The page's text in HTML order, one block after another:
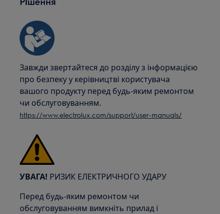
Завжди звертайтеся до розділу з інформацією
про безпеку у керівництві користувача
вашого продукту перед будь-яким ремонтом
чи обслуговуванням.
https://www.electrolux.com/support/user-manuals/
УВАГА! РИЗИК ЕЛЕКТРИЧНОГО УДАРУ
Перед будь-яким ремонтом чи
обслуговуванням вимкніть прилад і